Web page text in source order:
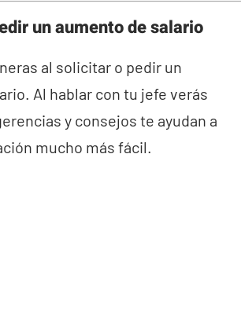
un aumento de salario
al solicitar o pedir un
Al hablar con tu jefe verás
y consejos te ayudan a
mucho más fácil.